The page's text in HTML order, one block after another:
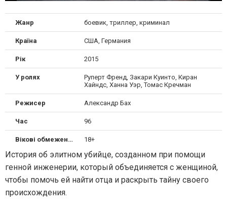
Жанр боевик, триллер, криминал
Країна США, Германия
Рік 2015
У ролях
Руперт Френд, Закари Куинто, Киран
Хайндс, Ханна Уэр, Томас Кречман
Режисер Александр Бах
Час 96
Вікові обмеження 18+
История об элитном убийце, созданном при помощи
генной инженерии, который объединяется с женщиной,
чтобы помочь ей найти отца и раскрыть тайну своего
происхождения.